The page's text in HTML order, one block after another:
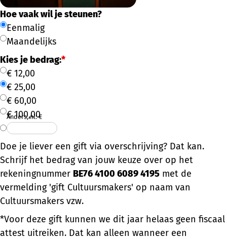
Hoe vaak wil je steunen?
Eenmalig
Maandelijks
Kies je bedrag:*
€ 12,00
€ 25,00
€ 60,00
€ 100,00
Anders, nl: €
Doe je liever een gift via overschrijving? Dat kan.
Schrijf het bedrag van jouw keuze over op het
rekeningnummer BE76 4100 6089 4195 met de
vermelding 'gift Cultuursmakers' op naam van
Cultuursmakers vzw.
*Voor deze gift kunnen we dit jaar helaas geen fiscaal
attest uitreiken. Dat kan alleen wanneer een